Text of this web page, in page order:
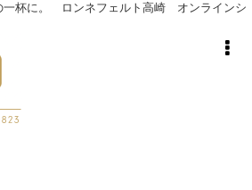
一杯に。 ロンネフェルト高崎 オンラインシ